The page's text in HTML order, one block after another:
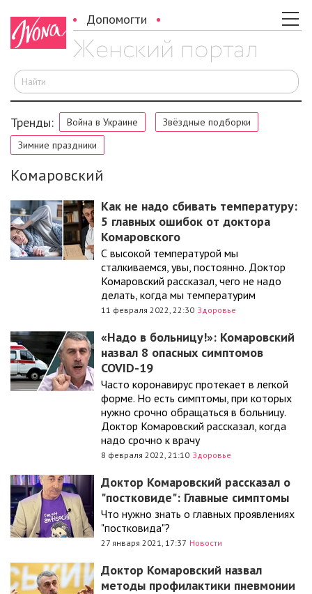
Допомогти
Тренды: Война в Украине
Звёздные подборки
Зимние праздники
Комаровский
Как не надо сбивать температуру:
5 главных ошибок от доктора
Комаровского
С высокой температурой мы
сталкиваемся, увы, постоянно. Доктор
Комаровский рассказал, чего не надо
делать, когда мы температурим
11 февраля 2022, 22:30 Здоровье
«Надо в больницу!»: Комаровский
назвал 8 опасных симптомов
COVID-19
Часто коронавирус протекает в легкой
форме. Но есть симптомы, при которых
нужно срочно обращаться в больницу.
Доктор Комаровский рассказал, когда
надо срочно к врачу
8 февраля 2022, 21:10 Здоровье
Доктор Комаровский рассказал о
"постковиде": Главные симптомы
Что нужно знать о главных проявлениях
"постковида"?
27 января 2021, 17:37 Новости
Доктор Комаровский назвал
методы профилактики пневмонии